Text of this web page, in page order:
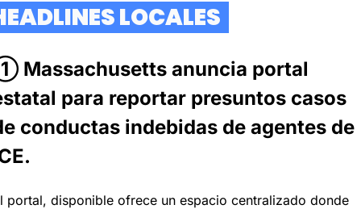
HEADLINES LOCALES
Massachusetts anuncia portal
para reportar presuntos casos
conductas indebidas de agentes de
portal, disponible ofrece un espacio centralizado donde